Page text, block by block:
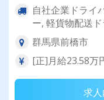
自社企業ドライ
ー, 軽貨物配送
群馬県前橋市
[正]月給23.58万
求